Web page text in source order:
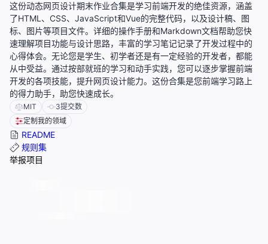
这份动态网页设计期末作业合集是学习前端开发的绝佳资源，涵盖
了HTML、CSS、JavaScript和Vue的完整代码，以及设计稿、图
标、图片等项目文件。详细的操作手册和Markdown文档帮助您快
速理解项目功能与设计思路，丰富的学习笔记记录了开发过程中的
心得体会。无论您是学生、初学者还是有一定经验的开发者，都能
从中受益。通过按部就班的学习和动手实践，您可以逐步掌握前端
开发的各项技能，提升网页设计能力。这份合集是您前端学习路上
的得力助手，助您快速成长。
MIT 3提交数
定制我的领域
README
规则集
举报项目